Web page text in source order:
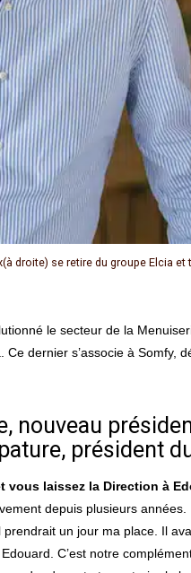
droite) se retire du groupe Elcia
dernier s’associe à
nouveau
président
laissez la Direction à
depuis plusieurs
un jour ma place. Il
C’est notre